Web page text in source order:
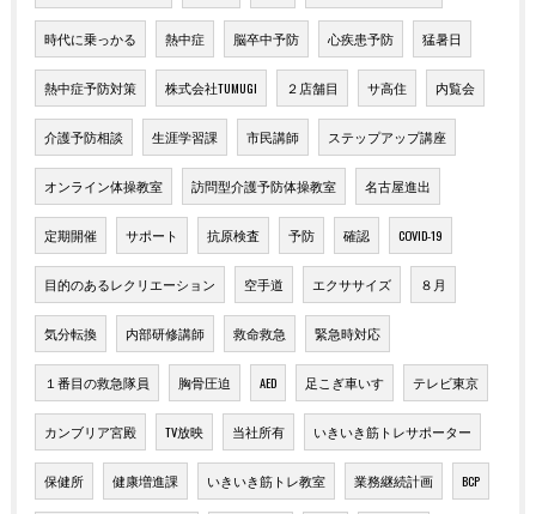
時代に乗っかる 熱中症 脳卒中予防 心疾患予防 猛暑日
熱中症予防対策 株式会社TUMUGI ２店舗目 サ高住 内覧会
介護予防相談 生涯学習課 市民講師 ステップアップ講座
オンライン体操教室 訪問型介護予防体操教室 名古屋進出
定期開催 サポート 抗原検査 予防 確認 COVID-19
目的のあるレクリエーション 空手道 エクササイズ ８月
気分転換 内部研修講師 救命救急 緊急時対応
１番目の救急隊員 胸骨圧迫 AED 足こぎ車いす テレビ東京
カンブリア宮殿 TV放映 当社所有 いきいき筋トレサポーター
保健所 健康増進課 いきいき筋トレ教室 業務継続計画 BCP